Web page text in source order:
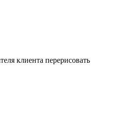
клиента перерисовать